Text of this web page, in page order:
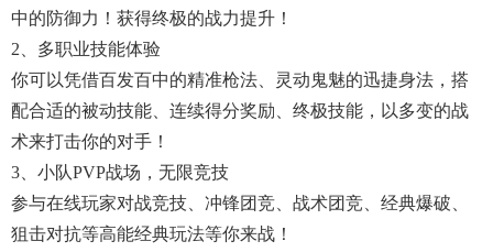
中的防御力！获得终极的战力提升！
2、多职业技能体验
你可以凭借百发百中的精准枪法、灵动鬼魅的迅捷身法，搭
配合适的被动技能、连续得分奖励、终极技能，以多变的战
术来打击你的对手！
3、小队PVP战场，无限竞技
参与在线玩家对战竞技、冲锋团竞、战术团竞、经典爆破、
狙击对抗等高能经典玩法等你来战！